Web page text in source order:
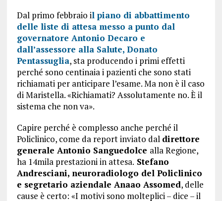
Dal primo febbraio il piano di abbattimento
delle liste di attesa messo a punto dal
governatore Antonio Decaro e
dall’assessore alla Salute, Donato
Pentassuglia, sta producendo i primi effetti
perché sono centinaia i pazienti che sono stati
richiamati per anticipare l’esame. Ma non è il caso
di Maristella. «Richiamati? Assolutamente no. È il
sistema che non va».
Capire perché è complesso anche perché il
Policlinico, come da report inviato dal direttore
generale Antonio Sanguedolce alla Regione,
ha 14mila prestazioni in attesa. Stefano
Andresciani, neuroradiologo del Policlinico
e segretario aziendale Anaao Assomed, delle
cause è certo: «I motivi sono molteplici – dice – il